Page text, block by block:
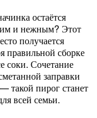
остаётся
и нежным? Этот
получается
правильной сборке
соки. Сочетание
заправки
такой пирогстанет
всей семьи.